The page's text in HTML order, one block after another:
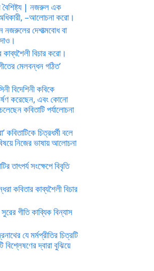
বৈশিষ্ট্য | নজরুল এক
–আলোচনা করো।
দেশাত্মবোধ বা
কাব্যশৈলী বিচার করো।
মেলবন্ধন গঠিত’
বিদেশিনী কবিকে
করেছেন, এবং কোনো
কবিতাটি পর্যালোচনা
কবিতাটিকে চিত্রধর্মী বলে
নিজের ভাষায় আলোচনা
তাৎপর্য সংক্ষেপে বিবৃতি
কবিতার কাব্যশৈলী বিচার
গীতি কাব্যিক বিন্যাস
যে মর্মপ্রীতির চিত্রটি
বিশ্লেষণের দ্বারা বুঝিয়ে